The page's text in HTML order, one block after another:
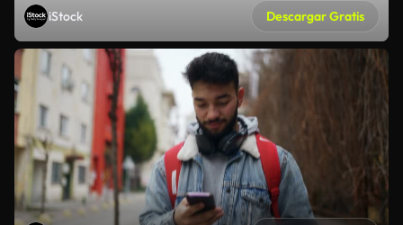
iStock Descargar Gratis